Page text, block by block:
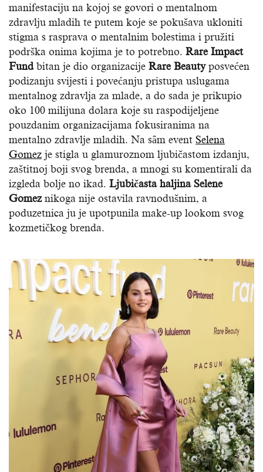
manifestaciju na kojoj se govori o mentalnom
zdravlju mladih te putem koje se pokušava ukloniti
stigma s rasprava o mentalnim bolestima i pružiti
podrška onima kojima je to potrebno. Rare Impact
Fundbitan je dio organizacije Rare Beautyposvećen
podizanju svijesti i povećanju pristupa uslugama
mentalnog zdravlja za mlade, a do sada je prikupio
oko 100 milijuna dolara koje su raspodijeljene
pouzdanim organizacijama fokusiranima na
mentalno zdravlje mladih. Na sâm event Selena
Gomez je stigla u glamuroznom ljubičastom izdanju,
zaštitnoj boji svog brenda, a mnogi su komentirali da
izgleda bolje no ikad. Ljubičasta haljina Selene
Gomeznikoga nije ostavila ravnodušnim, a
poduzetnica ju je upotpunila make-up lookom svog
kozmetičkog brenda.